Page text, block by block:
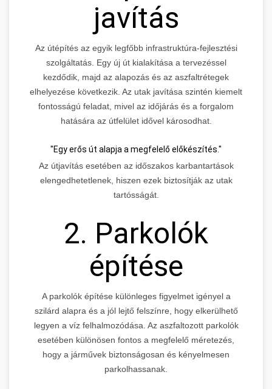
javítás
Az útépítés az egyik legfőbb infrastruktúra-fejlesztési
szolgáltatás. Egy új út kialakítása a tervezéssel
kezdődik, majd az alapozás és az aszfaltrétegek
elhelyezése következik. Az utak javítása szintén kiemelt
fontosságú feladat, mivel az időjárás és a forgalom
hatására az útfelület idővel károsodhat.
"Egy erős út alapja a megfelelő előkészítés."
Az útjavítás esetében az időszakos karbantartások
elengedhetetlenek, hiszen ezek biztosítják az utak
tartósságát.
2. Parkolók
építése
A parkolók építése különleges figyelmet igényel a
szilárd alapra és a jól lejtő felszínre, hogy elkerülhető
legyen a víz felhalmozódása. Az aszfaltozott parkolók
esetében különösen fontos a megfelelő méretezés,
hogy a járművek biztonságosan és kényelmesen
parkolhassanak.